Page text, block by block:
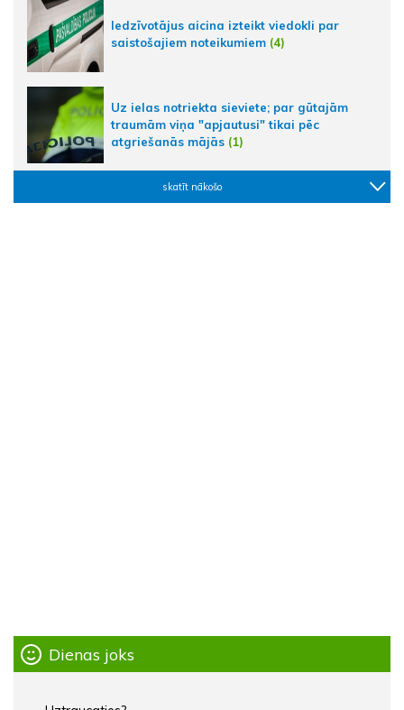
Iedzīvotājus aicina izteikt viedokli par
saistošajiem noteikumiem (4)
Uz ielas notriekta sieviete; par gūtajām
traumām viņa "apjautusi" tikai pēc
atgriešanās mājās (1)
skatīt nākošo
Dienas joks